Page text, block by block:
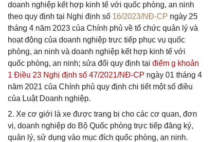
doanh nghiệp kết hợp kinh tế với quốc phòng, an ninh
theo quy định tại Nghị định số 16/2023/NĐ-CP ngày 25
tháng 4 năm 2023 của Chính phủ về tổ chức quản lý và
hoạt động của doanh nghiệp trực tiếp phục vụ quốc
phòng, an ninh và doanh nghiệp kết hợp kinh tế với
quốc phòng, an ninh; sửa đổi quy định tại điểm g khoản
1 Điều 23 Nghị định số 47/2021/NĐ-CP ngày 01 tháng 4
năm 2021 của Chính phủ quy định chi tiết một số điều
của Luật Doanh nghiệp.
2. Xe cơ giới là xe được trang bị cho các cơ quan, đơn
vị, doanh nghiệp do Bộ Quốc phòng trực tiếp đăng ký,
quản lý, sử dụng vào mục đích quốc phòng, an ninh.